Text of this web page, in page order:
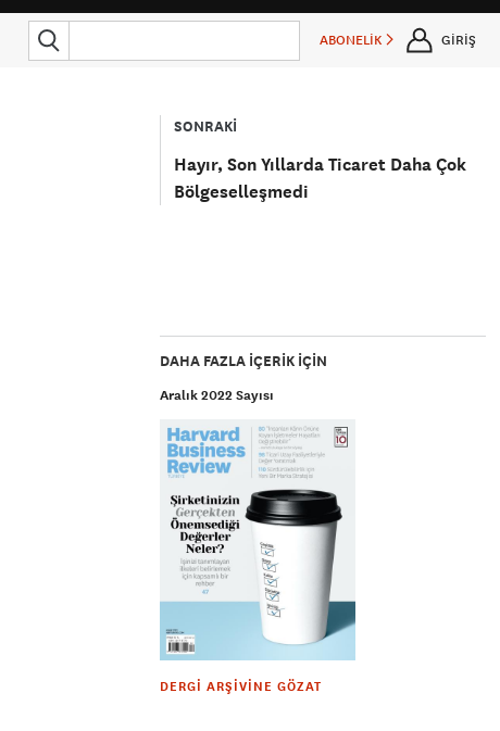
ABONELİK GİRİŞ
SONRAKİ
Hayır, Son Yıllarda Ticaret Daha Çok
Bölgeselleşmedi
DAHA FAZLA IÇERIK IÇIN
Aralık 2022 Sayısı
DERGI ARŞIVINE GÖZAT